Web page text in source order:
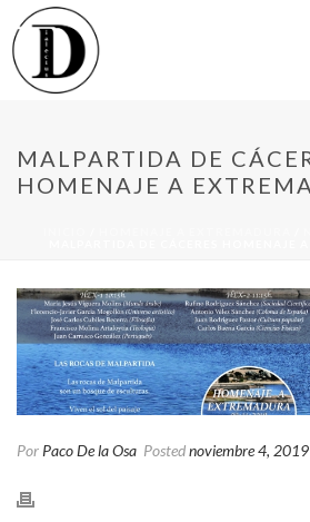
MALPARTIDA DE
HOMENAJE A
Por Paco De la Osa Postednoviembre 4, 2019